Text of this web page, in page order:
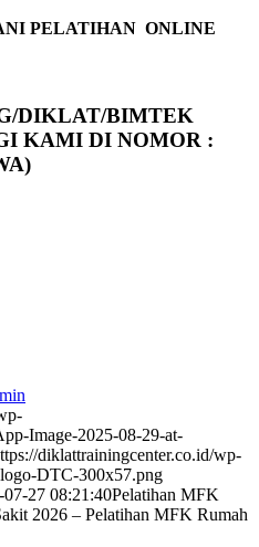
PELATIHAN ONLINE
DIKLAT/BIMTEK
KAMI DI NOMOR :
Image-2025-08-29-at-
diklattrainingcenter.co.id/wp-
DTC-300x57.png
07-27 08:21:40Pelatihan MFK
2026 – Pelatihan MFK Rumah